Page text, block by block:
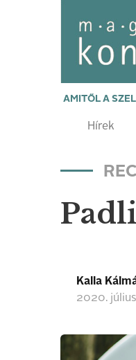
AMITŐL A
Hírek
Kalla
2020. július